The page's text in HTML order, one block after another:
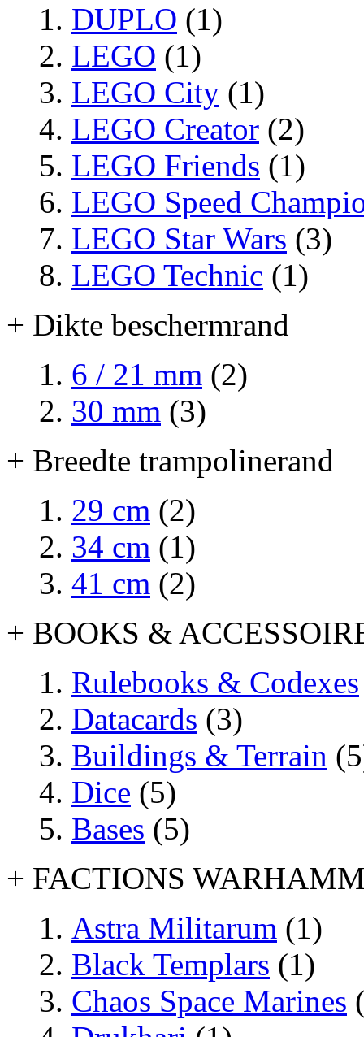
DUPLO (1)
LEGO (1)
LEGO City (1)
LEGO Creator (2)
LEGO Friends (1)
LEGO Speed
LEGO Star Wars (3)
LEGO Technic (1)
+ Dikte beschermrand
6 / 21 mm (2)
30 mm (3)
+ Breedte trampolinerand
29 cm (2)
34 cm (1)
41 cm (2)
+ BOOKS &
Rulebooks & Codexes
Datacards (3)
Buildings & Terrain
Dice (5)
Bases (5)
+ FACTIONS
Astra Militarum (1)
Black Templars (1)
Chaos Space Marines